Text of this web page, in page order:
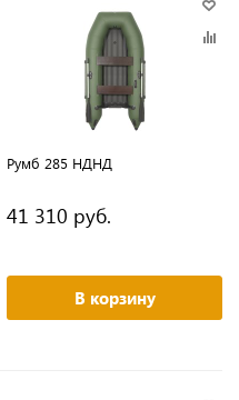
Румб 285 НДНД
41 310 руб.
В корзину